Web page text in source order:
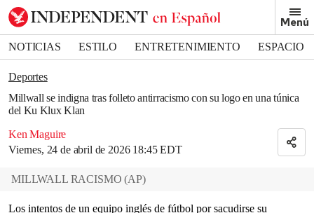
Menú
NOTICIAS ESTILO ENTRETENIMIENTO
ESPACIO
DEPORTES
Deportes
Millwall se indigna tras folleto antirracismo con su logo en una túnica
del Ku Klux Klan
Ken Maguire
Viernes, 24 de abril de 2026 18:45 EDT
Bookmark popover
Removed from bookmarks
Close popover
MILLWALL RACISMO (AP)
Los intentos de un equipo inglés de fútbol por sacudirse su